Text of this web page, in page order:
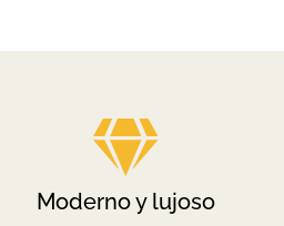

Moderno y lujoso